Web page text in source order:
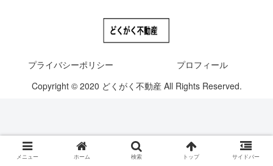
プライバシーポリシー
プロフィール
Copyright © 2020 どくがく不動産 All Rights Reserved.
メニュー ホーム 検索 トップ サイドバー